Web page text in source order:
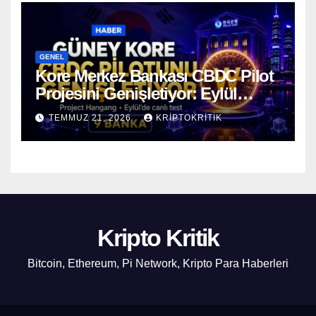
GENEL
Kore Merkez Bankası CBDC Pilot
Projesini Genişletiyor: Eylül
Ayında Gerçek Transferler
Başlıyor
TEMMUZ 21, 2026 KRIPTOKRITIK
Kripto Kritik
Bitcoin, Ethereum, Pi Network, Kripto Para Haberleri